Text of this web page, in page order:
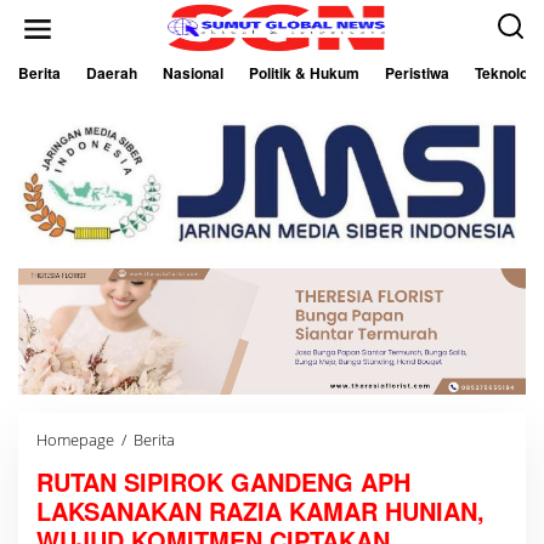
Berita Daerah Nasional Politik & Hukum Peristiwa Teknologi
Homepage / Berita
T
A
N
S
RUTAN SIPIROK GANDENG APH
LAKSANAKAN RAZIA KAMAR HUNIAN,